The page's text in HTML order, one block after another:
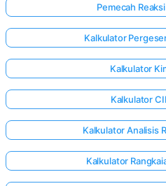
Pemecah
Kalkulator
Kalkulator
Kalkulator
Kalkulator Analisis
Kalkulator